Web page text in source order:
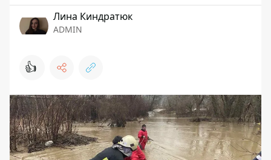
Лина Киндратюк
ADMIN
👍